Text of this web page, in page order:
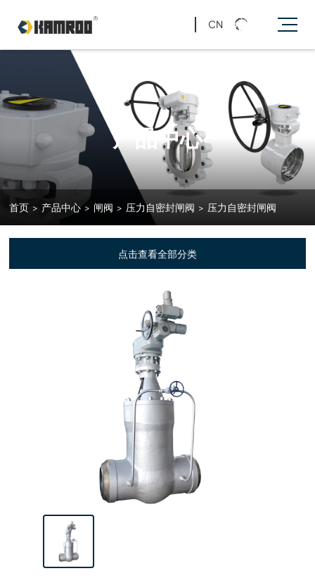
CN
产品中心
首页 > 产品中心 > 闸阀 > 压力自密封闸阀 > 压力自密封闸阀
点击查看全部分类